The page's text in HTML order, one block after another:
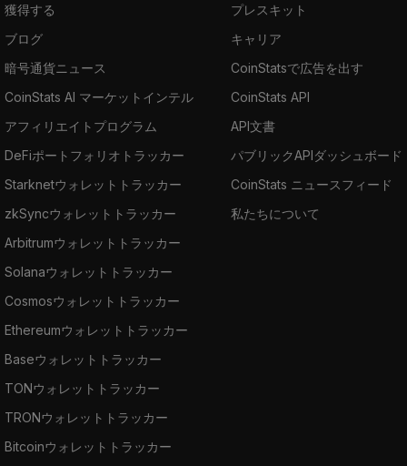
獲得する
ブログ
暗号通貨ニュース
CoinStats AI マーケットインテル
アフィリエイトプログラム
DeFiポートフォリオトラッカー
Starknetウォレットトラッカー
zkSyncウォレットトラッカー
Arbitrumウォレットトラッカー
Solanaウォレットトラッカー
Cosmosウォレットトラッカー
Ethereumウォレットトラッカー
Baseウォレットトラッカー
TONウォレットトラッカー
TRONウォレットトラッカー
Bitcoinウォレットトラッカー
プレスキット
キャリア
CoinStatsで広告を出す
CoinStats API
API文書
パブリックAPIダッシュボード
CoinStats ニュースフィード
私たちについて